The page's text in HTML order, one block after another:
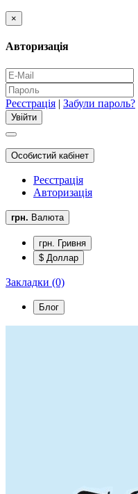
×
Авторизація
Реєстрація | Забули пароль?
Особистий кабінет
Реєстрація
Авторизація
грн. Валюта
грн. Гривня
$ Доллар
Закладки (0)
Блог